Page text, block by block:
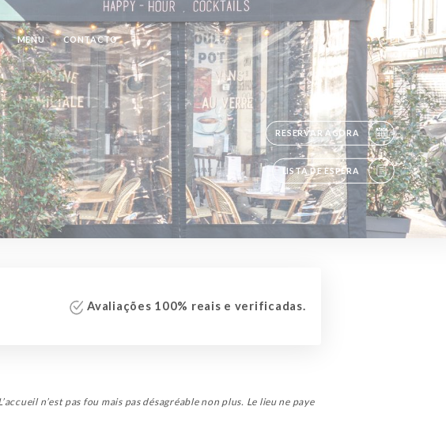
PT
MENU CONTACTO
RESERVAR AGORA
LISTA DE ESPERA
Avaliações 100% reais e verificadas.
n’est pas fou mais pas désagréable non plus. Le lieu ne paye